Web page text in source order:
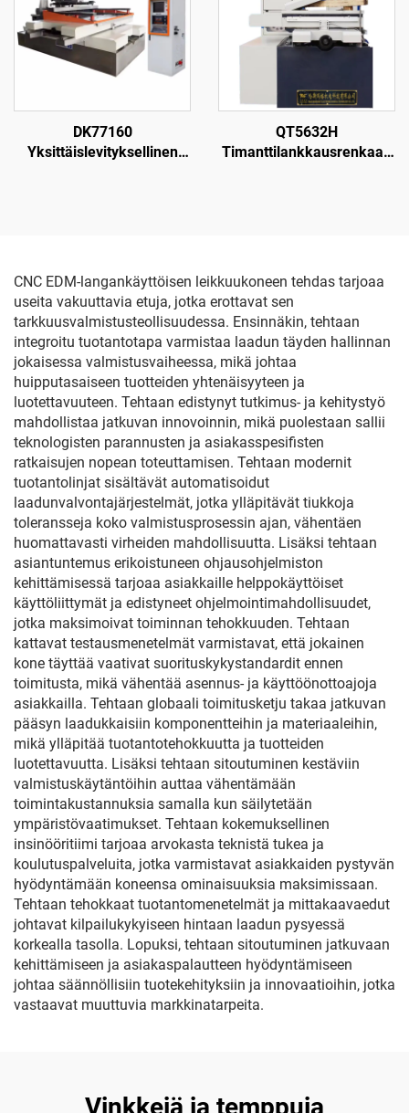
DK77160
Yksittäislevityksellinen
QT5632H
Timanttilankkausrenkaan
CNC EDM-langankäyttöisen leikkuukoneen tehdas tarjoaa
useita vakuuttavia etuja, jotka erottavat sen
tarkkuusvalmistusteollisuudessa. Ensinnäkin, tehtaan
integroitu tuotantotapa varmistaa laadun täyden hallinnan
jokaisessa valmistusvaiheessa, mikä johtaa
huipputasaiseen tuotteiden yhtenäisyyteen ja
luotettavuuteen. Tehtaan edistynyt tutkimus- ja kehitystyö
mahdollistaa jatkuvan innovoinnin, mikä puolestaan sallii
teknologisten parannusten ja asiakasspesifisten
ratkaisujen nopean toteuttamisen. Tehtaan modernit
tuotantolinjat sisältävät automatisoidut
laadunvalvontajärjestelmät, jotka ylläpitävät tiukkoja
toleransseja koko valmistusprosessin ajan, vähentäen
huomattavasti virheiden mahdollisuutta. Lisäksi tehtaan
asiantuntemus erikoistuneen ohjausohjelmiston
kehittämisessä tarjoaa asiakkaille helppokäyttöiset
käyttöliittymät ja edistyneet ohjelmointimahdollisuudet,
jotka maksimoivat toiminnan tehokkuuden. Tehtaan
kattavat testausmenetelmät varmistavat, että jokainen
kone täyttää vaativat suorituskykystandardit ennen
toimitusta, mikä vähentää asennus- ja käyttöönottoajoja
asiakkailla. Tehtaan globaali toimitusketju takaa jatkuvan
pääsyn laadukkaisiin komponentteihin ja materiaaleihin,
mikä ylläpitää tuotantotehokkuutta ja tuotteiden
luotettavuutta. Lisäksi tehtaan sitoutuminen kestäviin
valmistuskäytäntöihin auttaa vähentämään
toimintakustannuksia samalla kun säilytetään
ympäristövaatimukset. Tehtaan kokemuksellinen
insinööritiimi tarjoaa arvokasta teknistä tukea ja
koulutuspalveluita, jotka varmistavat asiakkaiden pystyvän
hyödyntämään koneensa ominaisuuksia maksimissaan.
Tehtaan tehokkaat tuotantomenetelmät ja mittakaavaedut
johtavat kilpailukykyiseen hintaan laadun pysyessä
korkealla tasolla. Lopuksi, tehtaan sitoutuminen jatkuvaan
kehittämiseen ja asiakaspalautteen hyödyntämiseen
johtaa säännöllisiin tuotekehityksiin ja innovaatioihin, jotka
vastaavat muuttuvia markkinatarpeita.